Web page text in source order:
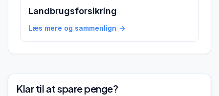
Landbrugsforsikring
Læs mere og sammenlign
Klar til at spare penge?